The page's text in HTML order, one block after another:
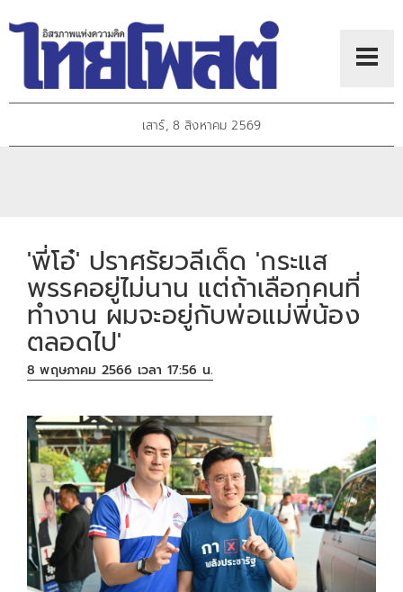
เสาร์, 8 สิงหาคม 2569
'พี่โอ๋' ปราศรัยวลีเด็ด 'กระแส
พรรคอยู่ไม่นาน แต่ถ้าเลือกคนที่
ทำงาน ผมจะอยู่กับพ่อแม่พี่น้อง
ตลอดไป'
8 พฤษภาคม 2566 เวลา 17:56 น.